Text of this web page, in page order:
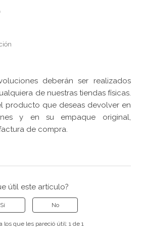
deberán ser realizados
de nuestras tiendas físicas.
producto que deseas devolver en
y en su empaque original,
de compra.
útil este artículo?
Sí No
los que les pareció útil: 1 de 1